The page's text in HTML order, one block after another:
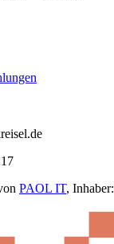
PAOL IT,